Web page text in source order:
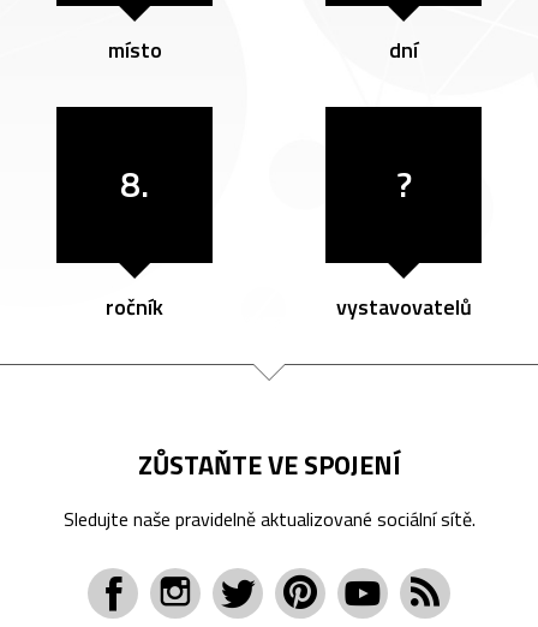
místo dní
8.
ročník
?
vystavovatelů
ZŮSTAŇTE VE SPOJENÍ
Sledujte naše pravidelně aktualizované sociální sítě.